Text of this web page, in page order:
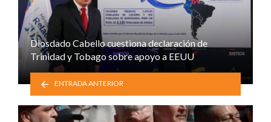
Diosdado Cabello cuestiona declaración de
Trinidad y Tobago sobre apoyo a EEUU
ENTRADA ANTERIOR